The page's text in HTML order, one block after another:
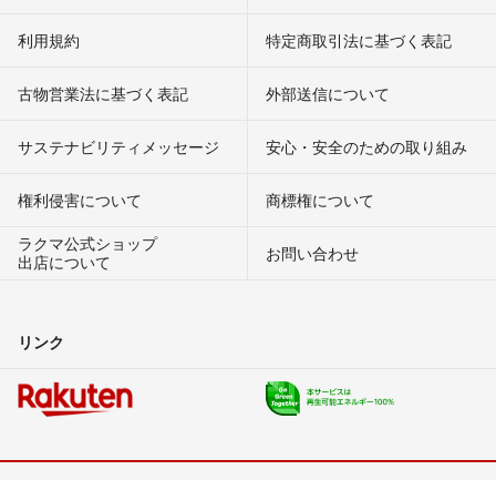
利用規約 特定商取引法に基づく表記
古物営業法に基づく表記 外部送信について
サステナビリティメッセージ 安心・安全のための取り組み
権利侵害について
商標権について
ラクマ公式ショップ
出店について
お問い合わせ
リンク